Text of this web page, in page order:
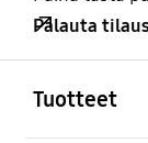
Palauta
Tuotteet